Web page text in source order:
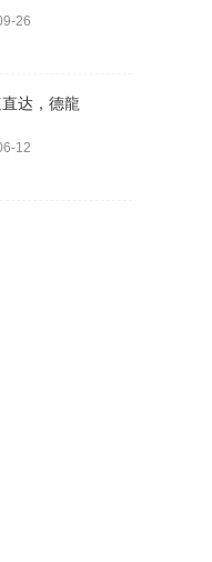
26
直达，德龍
12